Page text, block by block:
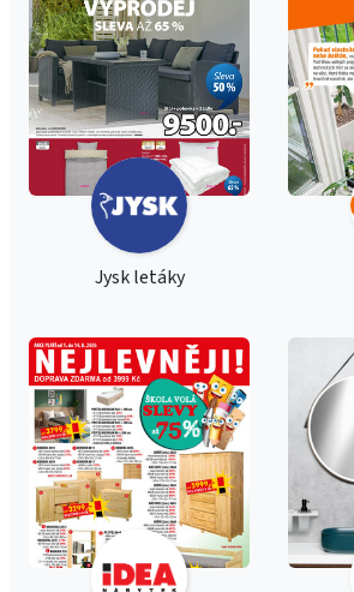
Jysk letáky